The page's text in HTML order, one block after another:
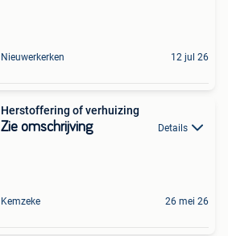
Nieuwerkerken 12 jul 26
Herstoffering of verhuizing
Zie omschrijving Details
Kemzeke 26 mei 26